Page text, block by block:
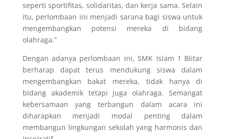
seperti sportifitas, solidaritas, dan kerja sama. Selain
itu, perlombaan ini menjadi sarana bagi siswa untuk
mengembangkan potensi mereka di bidang
olahraga.”
Dengan adanya perlombaan ini, SMK Islam 1 Blitar
berharap dapat terus mendukung siswa dalam
mengembangkan bakat mereka, tidak hanya di
bidang akademik tetapi juga olahraga. Semangat
kebersamaan yang terbangun dalam acara ini
diharapkan menjadi modal penting dalam
membangun lingkungan sekolah yang harmonis dan